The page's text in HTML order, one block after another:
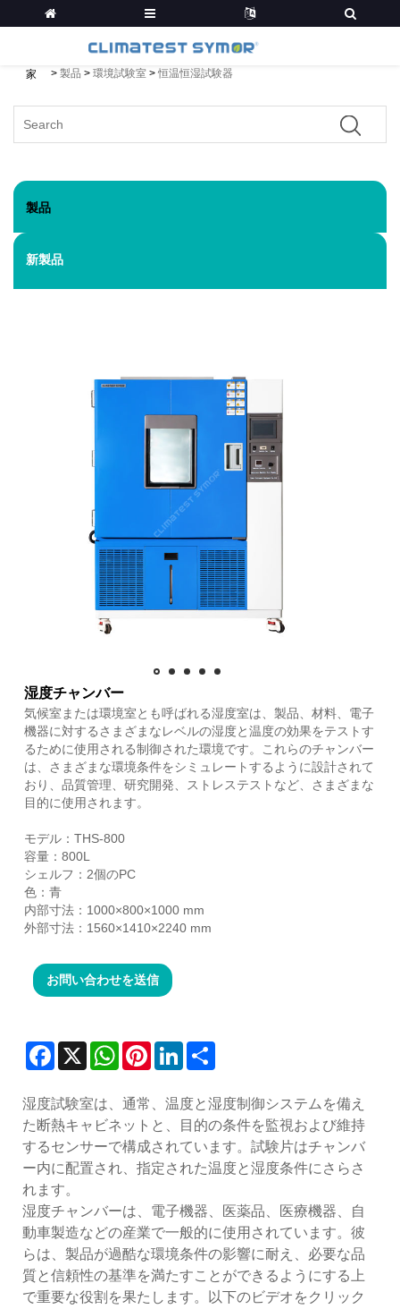
家 > 製品 > 環境試験室 > 恒温恒湿試験器
製品
新製品
湿度チャンバー
気候室または環境室とも呼ばれる湿度室は、製品、材料、電子
機器に対するさまざまなレベルの湿度と温度の効果をテストす
るために使用される制御された環境です。これらのチャンバー
は、さまざまな環境条件をシミュレートするように設計されて
おり、品質管理、研究開発、ストレステストなど、さまざまな
目的に使用されます。
モデル：THS-800
容量：800L
シェルフ：2個のPC
色：青
内部寸法：1000×800×1000 mm
外部寸法：1560×1410×2240 mm
お問い合わせを送信
Facebook
X WhatsAppPinterestLinkedIn
湿度試験室は、通常、温度と湿度制御システムを備え
た断熱キャビネットと、目的の条件を監視および維持
するセンサーで構成されています。試験片はチャンバ
ー内に配置され、指定された温度と湿度条件にさらさ
れます。
湿度チャンバーは、電子機器、医薬品、医療機器、自
動車製造などの産業で一般的に使用されています。彼
らは、製品が過酷な環境条件の影響に耐え、必要な品
質と信頼性の基準を満たすことができるようにする上
で重要な役割を果たします。以下のビデオをクリック